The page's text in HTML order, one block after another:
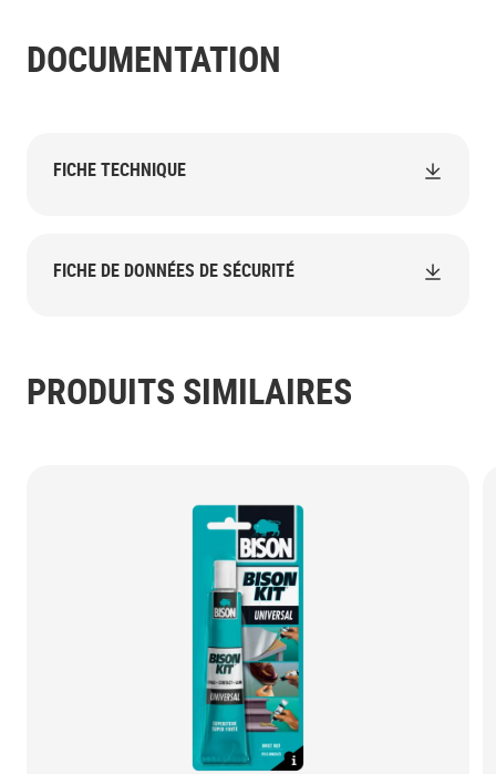
DOCUMENTATION
FICHE TECHNIQUE
FICHE DE DONNÉES DE SÉCURITÉ
PRODUITS SIMILAIRES